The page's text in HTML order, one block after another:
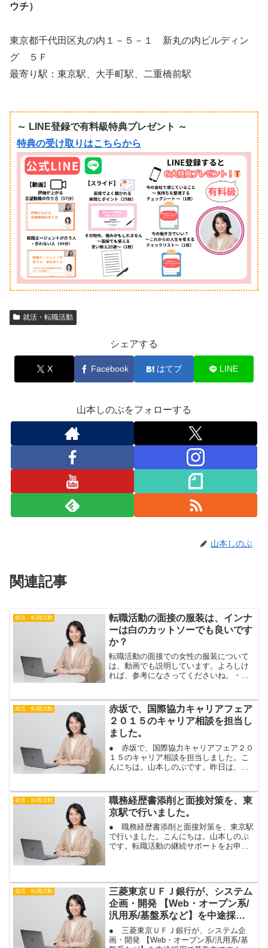
ウチ）
東京都千代田区丸の内１－５－１ 新丸の内ビルディン
グ ５Ｆ
最寄り駅：東京駅、大手町駅、二重橋前駅
～ LINE登録で有料級特典プレゼント ～
特典の受け取りはこちらから
就活・転職活動
シェアする
X Facebook はてブ LINE
山本しのぶをフォローする
山本しのぶ
関連記事
就活・転職活動
転職活動の面接の服装は、インナ
ーは白のカットソーでも良いです
か？
転職活動の面接での女性の服装について
は、動画でも説明しています。よろしけ
れば、参考になさってくださいね。・女
は、インナーは白のカットソーでも良い
ですか？こんにちは。山本...
就活・転職活動
赤坂で、国際協力キャリアフェア
２０１５のキャリア相談を担当し
ました。
● 赤坂で、国際協力キャリアフェア２０
１５のキャリア相談を担当しました。こ
んにちは。山本しのぶです。昨日は、赤
１５が開催されました。私は、キャリア
相談を担当させて頂きま...
就活・転職活動
職務経歴書添削と面接対策を、東
京駅で行いました。
● 職務経歴書添削と面接対策を、東京駅
で行いました。こんにちは。山本しのぶ
です。転職活動の継続サポートをお申込
ヶ月コースにお申込み頂い...
就活・転職活動
三菱東京ＵＦＪ銀行が、システム
企画・開発 【Web・オープン系/
汎用系/基盤系など】を中途採用
で募集中です！
● 三菱東京ＵＦＪ銀行が、システム企
画・開発 【Web・オープン系/汎用系/基